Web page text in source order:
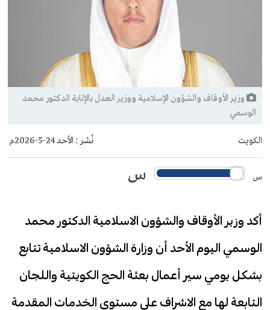
وزير الأوقاف والشؤون الإسلامية ووزير العدل بالإنابة الدكتور محمد
الوسمي
الكويت نُشر : الأحد 24-5-2026م
س س
أكد وزير الأوقاف والشؤون الاسلامية الدكتور محمد
الوسمي اليوم الأحد أن وزارة الشؤون الاسلامية تتابع
بشكل يومي سير أعمال بعثة الحج الكويتية واللجان
التابعة لها مع الاشراف على مستوى الخدمات المقدمة